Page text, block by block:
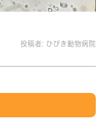
投稿者: ひびき動物病院